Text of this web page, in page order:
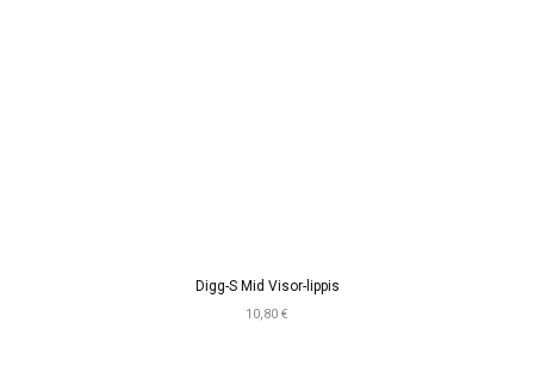
Digg-S Mid Visor-lippis
10,80 €